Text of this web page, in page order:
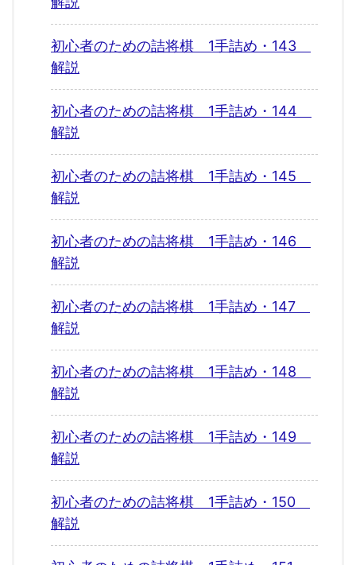
初心者のための詰将棋 1手詰め・143
解説
初心者のための詰将棋 1手詰め・144
解説
初心者のための詰将棋 1手詰め・145
解説
初心者のための詰将棋 1手詰め・146
解説
初心者のための詰将棋 1手詰め・147
解説
初心者のための詰将棋 1手詰め・148
解説
初心者のための詰将棋 1手詰め・149
解説
初心者のための詰将棋 1手詰め・150
解説